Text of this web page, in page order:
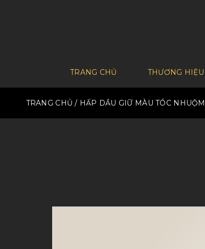
TRANG CHỦ THƯƠNG HIỆU
TRANG CHỦ / HẤP DẦU GIỮ MÀU TÓC NHUỘM